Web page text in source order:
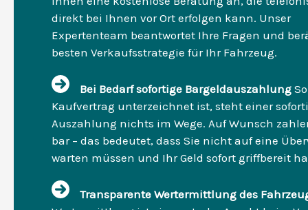
direkt bei Ihnen vor Ort erfolgen kann. Unser
Expertenteam beantwortet Ihre Fragen und
besten Verkaufsstrategie für Ihr Fahrzeug.
Bei Bedarf sofortige Bargeldauszahlung
Kaufvertrag unterzeichnet ist, steht einer
Auszahlung nichts im Wege. Auf Wunsch
bar – das bedeutet, dass Sie nicht auf eine
warten müssen und Ihr Geld sofort griffbereit
Transparente Wertermittlung des